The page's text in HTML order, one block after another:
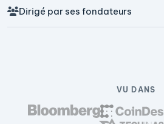
Dirigé par ses fondateurs
VU DANS